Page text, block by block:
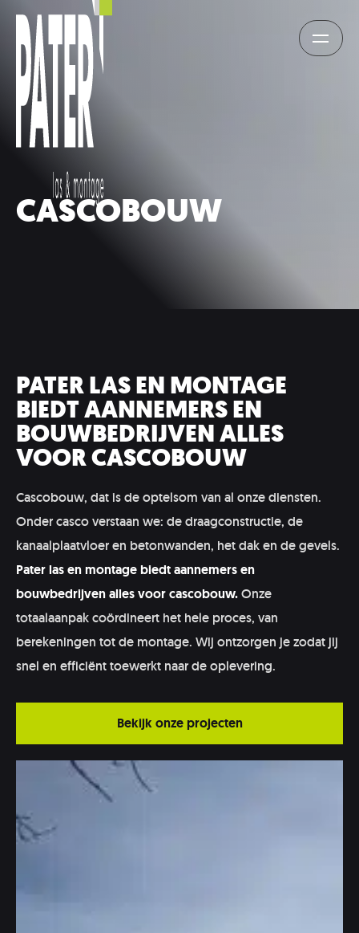
CASCOBOUW
PATER LAS EN MONTAGE
BIEDT AANNEMERS EN
BOUWBEDRIJVEN ALLES
VOOR CASCOBOUW
Cascobouw, dat is de optelsom van al onze diensten.
Onder casco verstaan we: de draagconstructie, de
kanaalplaatvloer en betonwanden, het dak en de gevels.
Pater las en montage biedt aannemers en
bouwbedrijven alles voor cascobouw.Onze
totaalaanpak coördineert het hele proces, van
berekeningen tot de montage. Wij ontzorgen je zodat jij
snel en efficiënt toewerkt naar de oplevering.
Bekijk onze projecten